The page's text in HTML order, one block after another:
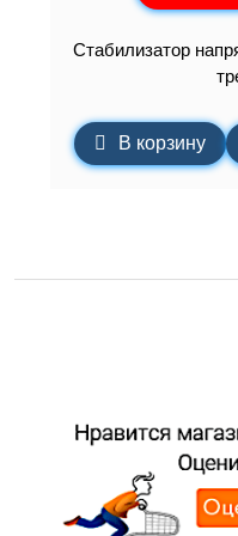
Стабилизатор
В корзину